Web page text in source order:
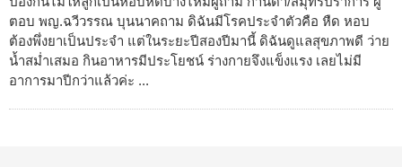
ตอบ พญ.ฉวีวรรณ บุนนาคถาม ดิฉันมีโรคประจำตัวคือ หืด หอบ
ต้องพึ่งยาเป็นประจำ แต่ในระยะปีสองปีมานี้ ดิฉันดูแลสุขภาพดี ว่าย
น้ำสม่ำเสมอ กินอาหารมีประโยชน์ ร่างกายจึงแข็งแรง เลยไม่มี
อาการมาปีกว่าแล้วค่ะ ...